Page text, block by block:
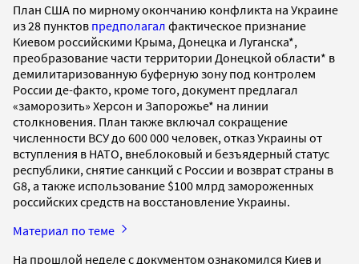
План США по мирному окончанию конфликта на Украине
из 28 пунктов предполагал фактическое признание
Киевом российскими Крыма, Донецка и Луганска*,
преобразование части территории Донецкой области* в
демилитаризованную буферную зону под контролем
России де-факто, кроме того, документ предлагал
«заморозить» Херсон и Запорожье* на линии
столкновения. План также включал сокращение
численности ВСУ до 600 000 человек, отказ Украины от
вступления в НАТО, внеблоковый и безъядерный статус
республики, снятие санкций с России и возврат страны в
G8, а также использование $100 млрд замороженных
российских средств на восстановление Украины.
Материал по теме
На прошлой неделе с документом ознакомился Киев и